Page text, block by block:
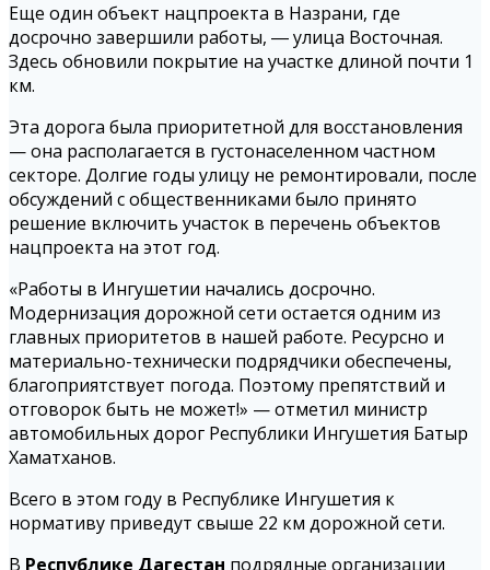
Еще один объект нацпроекта в Назрани, где
досрочно завершили работы, ― улица Восточная.
Здесь обновили покрытие на участке длиной почти 1
км.
Эта дорога была приоритетной для восстановления
— она располагается в густонаселенном частном
секторе. Долгие годы улицу не ремонтировали, после
обсуждений с общественниками было принято
решение включить участок в перечень объектов
нацпроекта на этот год.
«Работы в Ингушетии начались досрочно.
Модернизация дорожной сети остается одним из
главных приоритетов в нашей работе. Ресурсно и
материально-технически подрядчики обеспечены,
благоприятствует погода. Поэтому препятствий и
отговорок быть не может!» — отметил министр
автомобильных дорог Республики Ингушетия Батыр
Хаматханов.
Всего в этом году в Республике Ингушетия к
нормативу приведут свыше 22 км дорожной сети.
В Республике Дагестан подрядные организации